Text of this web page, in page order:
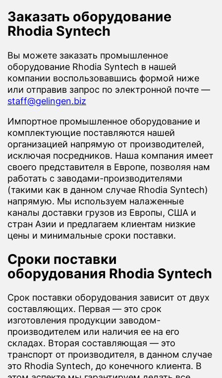
Заказать оборудование
Rhodia Syntech
Вы можете заказать промышленное
оборудование Rhodia Syntech в нашей
компании воспользовавшись формой ниже
или отправив запрос по электронной почте —
staff@gelingen.biz
Импортное промышленное оборудование и
комплектующие поставляются нашей
организацией напрямую от производителей,
исключая посредников. Наша компания имеет
своего представителя в Европе, позволяя нам
работать с заводами-производителями
(такими как в данном случае Rhodia Syntech)
напрямую. Мы используем налаженные
каналы доставки грузов из Европы, США и
стран Азии и предлагаем клиентам низкие
цены и минимальные сроки поставки.
Сроки поставки
оборудования Rhodia Syntech
Срок поставки оборудования зависит от двух
составляющих. Первая — это срок
изготовления продукции заводом-
производителем или наличия ее на его
складах. Вторая составляющая — это
транспорт от производителя, в данном случае
это Rhodia Syntech, до конечного клиента. В